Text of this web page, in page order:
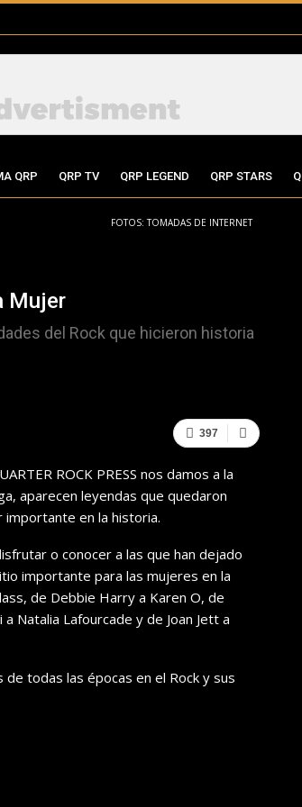
QRP QRP TV QRP LEGEND QRP STARS
FOTOS: TOMADAS DE INTERNET
Mujer
del Rock que hicieron historia
397
ROCK PRESS nos damos a la
aparecen leyendas que quedaron
importante en la historia.
o conocer a las que han dejado
importante para las mujeres en la
de Debbie Harry a Karen O, de
Natalia Lafourcade y de Joan Jett a
todas las épocas en el Rock y sus